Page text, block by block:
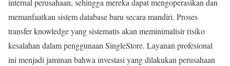
internal perusahaan, sehingga mereka dapat mengoperasikan dan
memanfaatkan sistem database baru secara mandiri. Proses
transfer knowledge yang sistematis akan meminimalisir risiko
kesalahan dalam penggunaan SingleStore. Layanan profesional
ini menjadi jaminan bahwa investasi yang dilakukan perusahaan